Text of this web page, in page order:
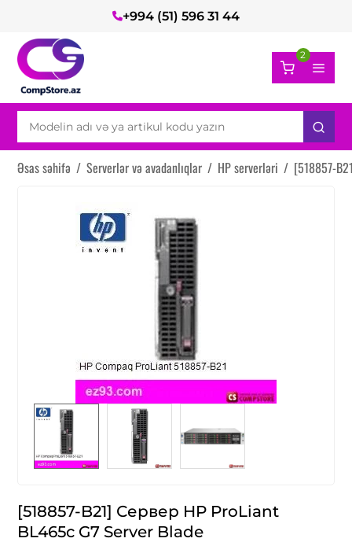
+994 (51) 596 31 44
2
Əsas səhifə / Serverlər və avadanlıqlar / HP serverləri / [518857-
[518857-B21] Сервер HP ProLiant
BL465c G7 Server Blade